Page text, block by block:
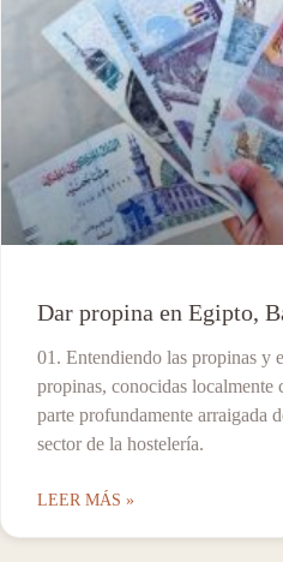
Dar propina en Egipto,
01. Entendiendo las propinas y
propinas, conocidas localmente
parte profundamente arraigada
sector de la hostelería.
LEER MÁS »